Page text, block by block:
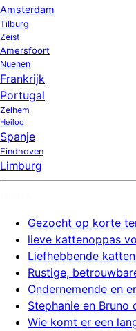
Amsterdam
Tilburg
Zeist
Amersfoort
Nuenen
Frankrijk
Portugal
Zelhem
Heiloo
Spanje
Eindhoven
Limburg
Gezocht op korte
lieve kattenoppas
Liefhebbende
Rustige,
Ondernemende en
Stephanie en Bruno
Wie komt er een